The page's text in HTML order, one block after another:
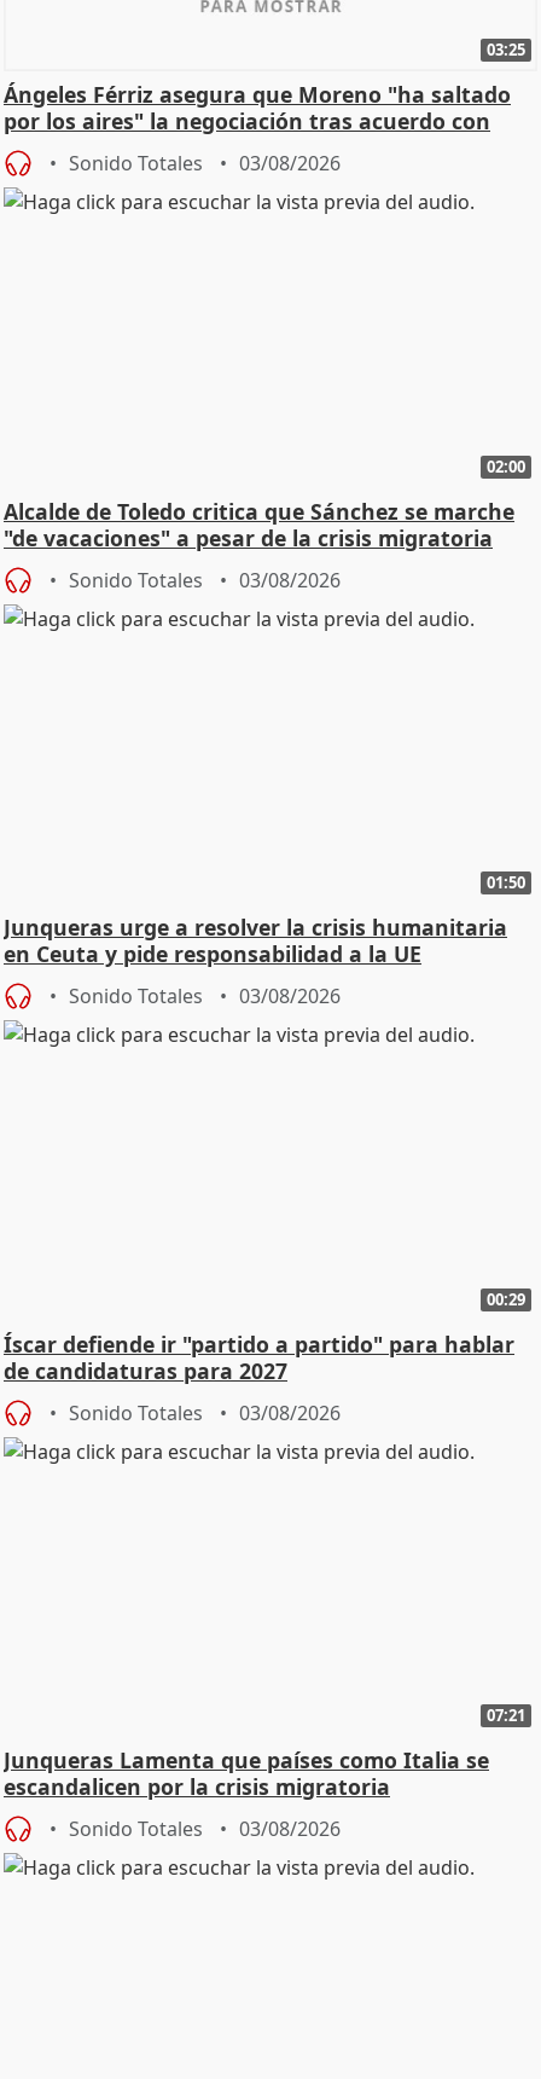
03:25
Ángeles Férriz asegura que Moreno "ha saltado
por los aires" la negociación tras acuerdo con
SMA
Sonido Totales 03/08/2026
02:00
Alcalde de Toledo critica que Sánchez se marche
"de vacaciones" a pesar de la crisis migratoria
Sonido Totales 03/08/2026
01:50
Junqueras urge a resolver la crisis humanitaria
en Ceuta y pide responsabilidad a la UE
Sonido Totales 03/08/2026
00:29
Íscar defiende ir "partido a partido" para hablar
de candidaturas para 2027
Sonido Totales 03/08/2026
07:21
Junqueras Lamenta que países como Italia se
escandalicen por la crisis migratoria
Sonido Totales 03/08/2026